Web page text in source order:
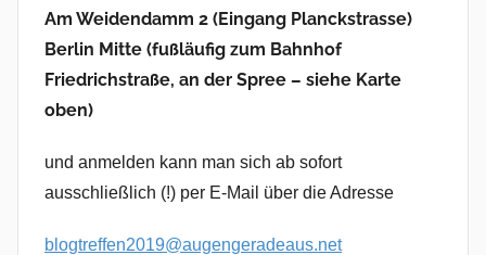
Am Weidendamm 2 (Eingang Planckstrasse)
Berlin Mitte (fußläufig zum Bahnhof
Friedrichstraße, an der Spree – siehe Karte
oben)
und anmelden kann man sich ab sofort
ausschließlich (!) per E-Mail über die Adresse
blogtreffen2019@augengeradeaus.net